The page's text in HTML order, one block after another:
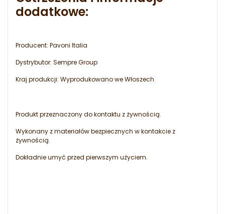
dodatkowe:
Producent: Pavoni Italia
Dystrybutor: Sempre Group
Kraj produkcji: Wyprodukowano we Włoszech
Produkt przeznaczony do kontaktu z żywnością.
Wykonany z materiałów bezpiecznych w kontakcie z
żywnością.
Dokładnie umyć przed pierwszym użyciem.